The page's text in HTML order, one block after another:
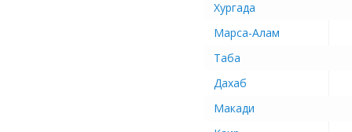
Хургада
Марса-Алам
Таба
Дахаб
Макади